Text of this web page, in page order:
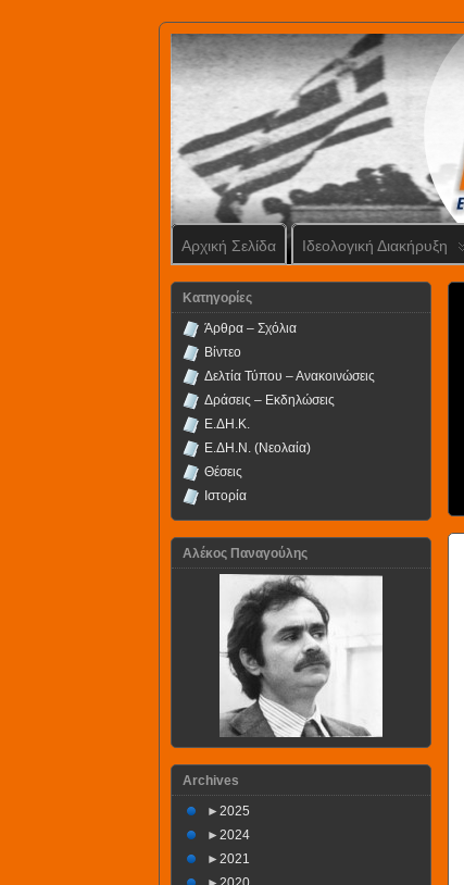
Αρχική Σελίδα Ιδεολογική Διακήρυξη
Kατηγορίες
Άρθρα – Σχόλια
Βίντεο
Δελτία Τύπου – Ανακοινώσεις
Δράσεις – Εκδηλώσεις
Ε.ΔΗ.Κ.
Ε.ΔΗ.Ν. (Νεολαία)
Θέσεις
Ιστορία
Αλέκος Παναγούλης
Archives
► 2025
► 2024
► 2021